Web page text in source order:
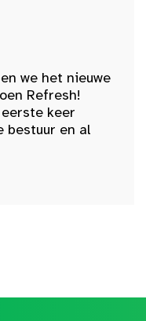
we het nieuwe
Refresh!
keer
bestuur en al